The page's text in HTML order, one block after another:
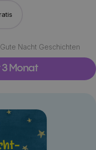
Nacht Geschichten
Monat